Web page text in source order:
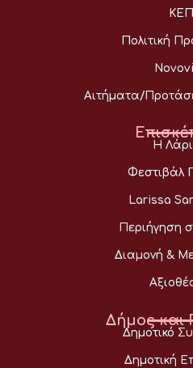
ΚΕΠ
Πολιτική
Αιτήματα/
Η
Φεστιβάλ
Larissa
Περιήγηση
Διαμονή &
Δήμος και
Δημοτικό
Δημοτική